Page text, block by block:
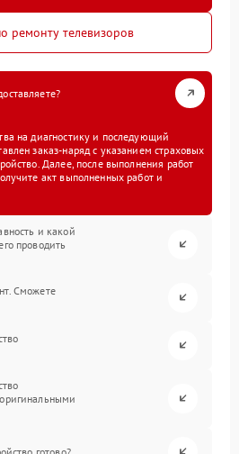
ремонту телевизоров
на диагностику и последующий
заказ-наряд с указанием страховых
Далее, после выполнения работ
акт выполненных работ и
и какой
проводить
Сможете